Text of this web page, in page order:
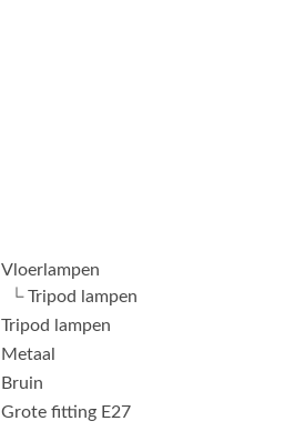
Vloerlampen
└ Tripod lampen
Tripod lampen
Metaal
Bruin
Grote fitting E27